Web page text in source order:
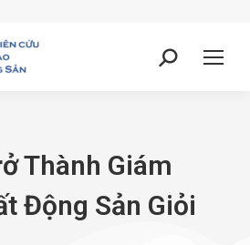
Thành Giám
Động Sản Giỏi